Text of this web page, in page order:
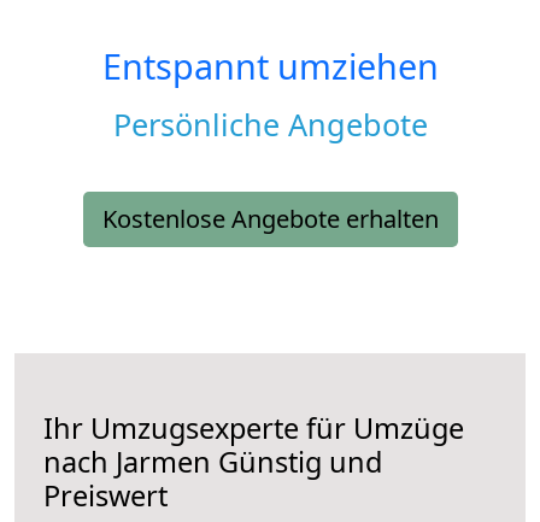
Entspannt umziehen
Persönliche Angebote
Kostenlose Angebote erhalten
Ihr Umzugsexperte für Umzüge
nach Jarmen Günstig und
Preiswert